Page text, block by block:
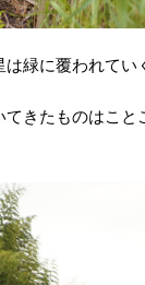
緑に覆われてい
きたものはこ